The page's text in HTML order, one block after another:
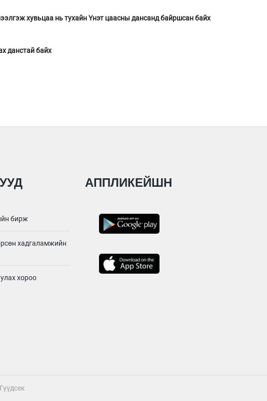
хувьцаа нь тухайн Үнэт цаасны дансанд байршсан байх
данстай байх
бирж
хадгаламжийн
хороо
АППЛИКЕЙШН
Гүүдсек